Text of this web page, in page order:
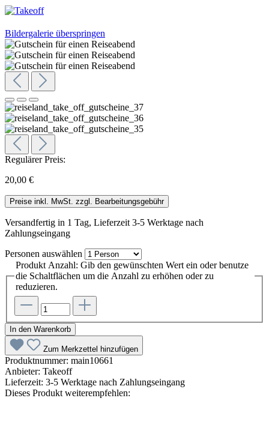
Bildergalerie überspringen
Regulärer Preis:
20,00 €
Preise inkl. MwSt. zzgl. Bearbeitungsgebühr
Versandfertig in 1 Tag, Lieferzeit 3-5 Werktage nach
Zahlungseingang
Personen auswählen
Produkt Anzahl: Gib den gewünschten Wert ein oder benutze
die Schaltflächen um die Anzahl zu erhöhen oder zu
reduzieren.
In den Warenkorb
Zum Merkzettel hinzufügen
Produktnummer: main10661
Anbieter: Takeoff
Lieferzeit: 3-5 Werktage nach Zahlungseingang
Dieses Produkt weiterempfehlen: